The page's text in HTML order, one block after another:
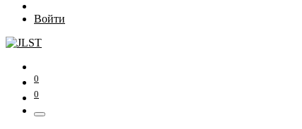
Войти
0
0